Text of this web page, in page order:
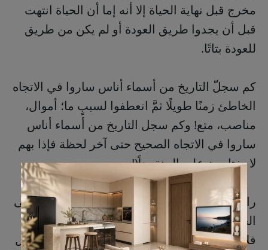
مخرج قبل نهاية الحياة إلا أنه إما أن الحياة انتهت
قبل أن يجدوا طريق العودة أو لم يكن من طريق
للعودة بتاتًا.
كم سجلّ التاريخ من أسماء أناس ساروا في الاتجاه
الخاطئ زمنًا طويلًا ثمَّ انعطفوا لسببٍ ما؛ أموال،
مناصب، متع! وكم سجل التاريخ من أسماء أناس
ساروا في الاتجاه الصحيح حتى آخر لحظة فإذا بهم
لا يختارون على الجنة بدلًا!
راحلٌ أنت والليالي نزولُ! الوقت لا ينتظر. موسيقى
الجنائز الحزينة تطرق أسماعنا كل حين؛ الشابّ
فلانٌ مات، الشابّة فلانة لفظت آخر أنفاسها! يحصل